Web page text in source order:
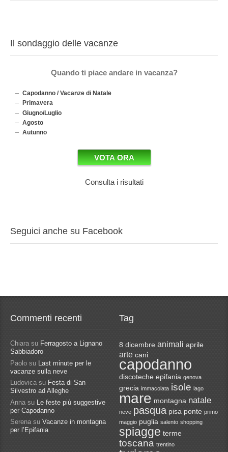
Il sondaggio delle vacanze
Quando ti piace andare in vacanza?
Capodanno / Vacanze di Natale
Primavera
Giugno/Luglio
Agosto
Autunno
Consulta i risultati
Seguici anche su Facebook
Commenti recenti
Chiarasu Ferragosto a Lignano
Sabbiadoro
Paolo su
Last minute per le
vacanze sulla neve
Ludovica su Festa di San
Silvestro ad Alleghe
Anna su
Le feste più suggestive
per Capodanno
Serena su Vacanze in montagna
per l’Epifania
Tag
8 dicembre animali aprile
arte cani
capodanno
discoteche epifania genova
grecia immacolata isole lago
mare montagna natale
neve pasqua pisa ponte primo
maggio puglia salento shopping
spiagge terme
toscana trentino